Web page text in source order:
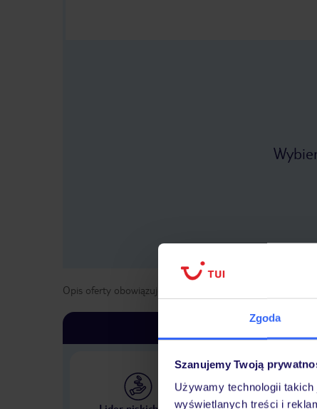
Zgoda
Szanujemy Twoją
Używamy technologii
wyświetlanych treści i
Opis oferty obowiązuje dla wyjazdów w terminie
Największe biuro